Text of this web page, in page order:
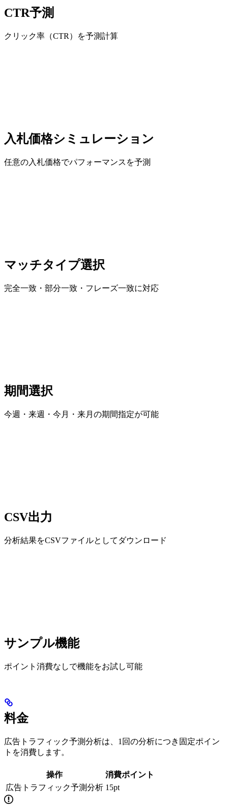
CTR予測
クリック率（CTR）を予測計算
入札価格シミュレーション
任意の入札価格でパフォーマンスを予測
マッチタイプ選択
完全一致・部分一致・フレーズ一致に対応
期間選択
今週・来週・今月・来月の期間指定が可能
CSV出力
分析結果をCSVファイルとしてダウンロード
サンプル機能
ポイント消費なしで機能をお試し可能
料金
広告トラフィック予測分析は、1回の分析につき固定ポイン
トを消費します。
操作
消費ポイント
広告トラフィック予測分析 15pt